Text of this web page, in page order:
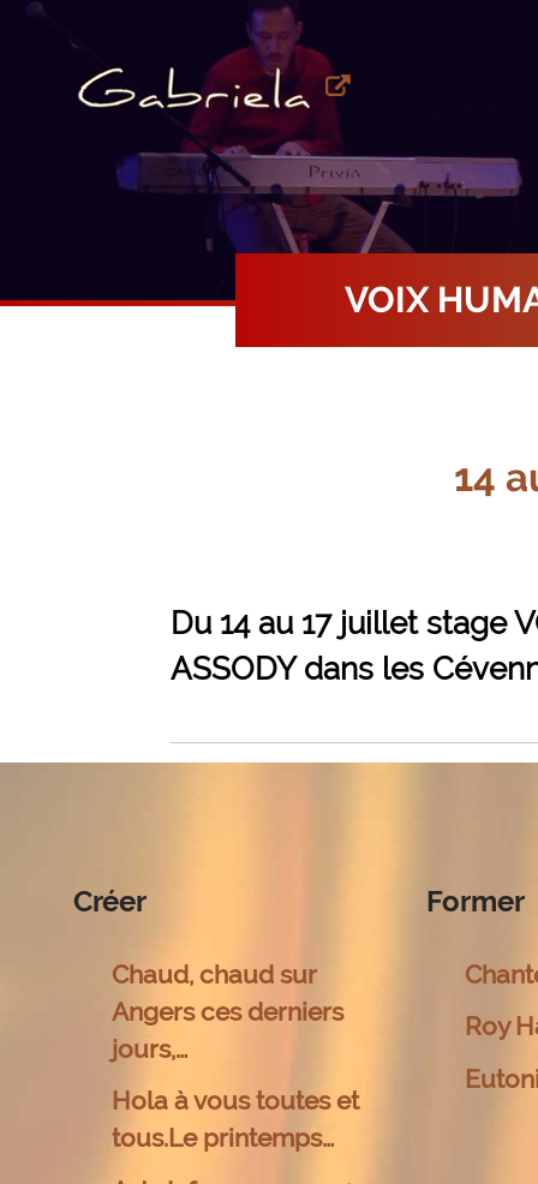
VOIX
14
Du 14 au 17 juillet stage
ASSODY dans les
Créer
Chaud, chaud sur
Angers ces derniers
jours,…
Hola à vous toutes et
tous.Le printemps…
Former
Roy